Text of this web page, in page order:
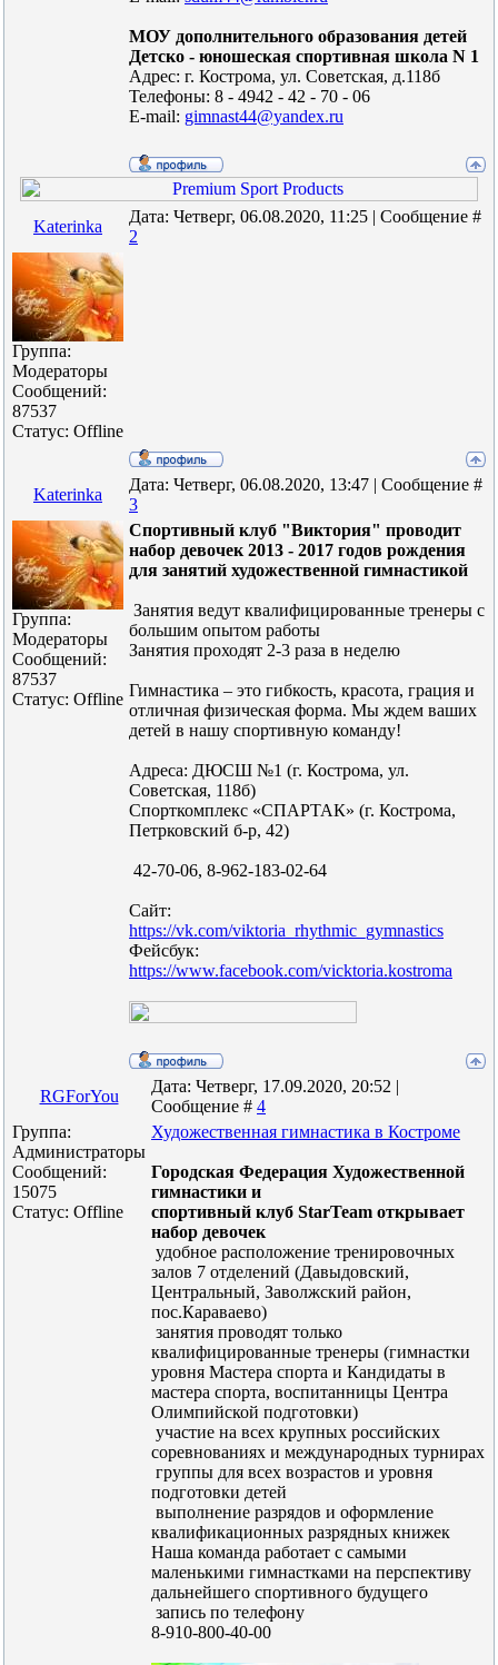
МОУ дополнительного образования детей
Детско - юношеская спортивная школа N 1
Адрес: г. Кострома, ул. Советская, д.118б
Телефоны: 8 - 4942 - 42 - 70 - 06
E-mail: gimnast44@yandex.ru
Katerinka
Дата: Четверг, 06.08.2020, 11:25 | Сообщение #
2
Группа:
Модераторы
Сообщений:
87537
Статус: Offline
Katerinka
Дата: Четверг, 06.08.2020, 13:47 | Сообщение #
3
Группа:
Модераторы
Сообщений:
87537
Статус: Offline
Спортивный клуб "Виктория" проводит
набор девочек ​2013 - 2017 годов рождения
для занятий художественной гимнастикой
Занятия ведут квалифицированные тренеры с
большим опытом работы
Занятия проходят 2-3 раза в неделю
Гимнастика – это гибкость, красота, грация и
отличная​ физическая форма. Мы ждем ваших
детей в нашу спортивную команду!
Адреса: ДЮСШ №1 (г. Кострома, ул.
Советская, 118б)
Спорткомплекс «СПАРТАК» (г. Кострома,
Петрковский б-р, 42)
42-70-06, 8-962-183-02-64
Сайт:
https://vk.com/viktoria_rhythmic_gymnastics
Фейсбук:
https://www.facebook.com/vicktoria.kostroma
RGForYou
Дата: Четверг, 17.09.2020, 20:52 |
Сообщение # 4
Группа:
Администраторы
Сообщений:
15075
Статус: Offline
Художественная гимнастика в Костроме
Городская Федерация Художественной
гимнастики и
спортивный клуб StarTeam открывает
набор девочек
удобное расположение тренировочных
залов 7 отделений (Давыдовский,
Центральный, Заволжский район,
пос.Караваево)
занятия проводят только
квалифицированные тренеры (гимнастки
уровня Мастера спорта и Кандидаты в
мастера спорта, воспитанницы Центра
Олимпийской подготовки)
участие на всех крупных российских
соревнованиях и международных турнирах
группы для всех возрастов и уровня
подготовки детей
выполнение разрядов и оформление
квалификационных разрядных книжек
Наша команда работает с самыми
маленькими гимнастками на перспективу
дальнейшего спортивного будущего
запись по телефону
8-910-800-40-00